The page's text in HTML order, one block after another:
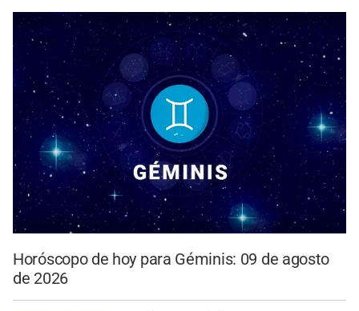
Horóscopo de hoy para Géminis: 09 de agosto
de 2026